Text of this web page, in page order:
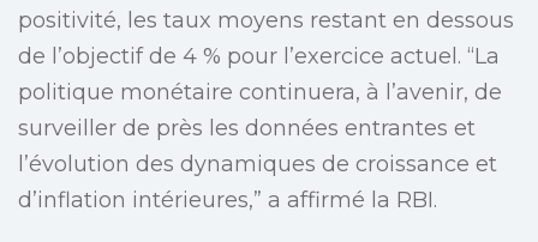
positivité, les taux moyens restant en dessous
de l’objectif de 4 % pour l’exercice actuel. “La
politique monétaire continuera, à l’avenir, de
surveiller de près les données entrantes et
l’évolution des dynamiques de croissance et
d’inflation intérieures,” a affirmé la RBI.